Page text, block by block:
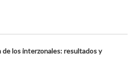
de los interzonales: resultados y